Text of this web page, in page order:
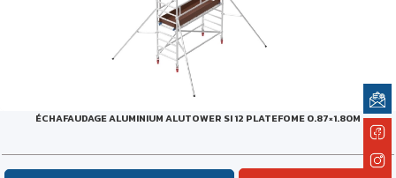
ÉCHAFAUDAGE ALUMINIUM ALUTOWER SI 12 PLATEFOME 0.87×1.80M